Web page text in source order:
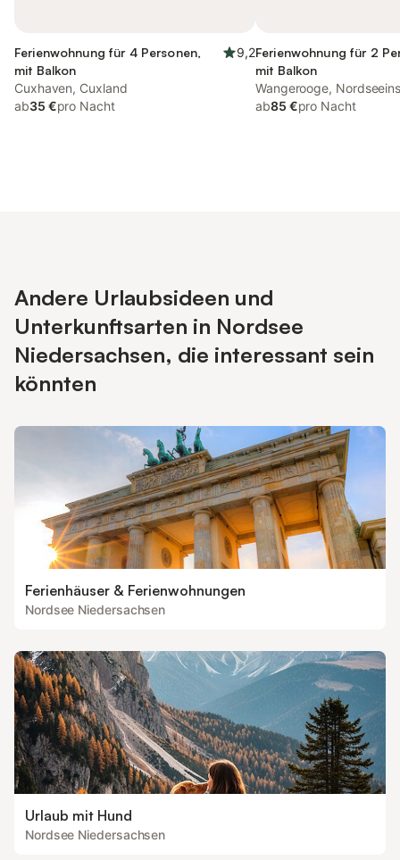
Ferienwohnung für 4 Personen,
mit Balkon
9,2
Cuxhaven, Cuxland
ab35 €pro Nacht
Ferienwohnung für 2
mit Balkon
Wangerooge,
ab85 €pro Nacht
Andere Urlaubsideen und
Unterkunftsarten in Nordsee
Niedersachsen, die interessant sein
könnten
Ferienhäuser & Ferienwohnungen
Nordsee Niedersachsen
Urlaub mit Hund
Nordsee Niedersachsen